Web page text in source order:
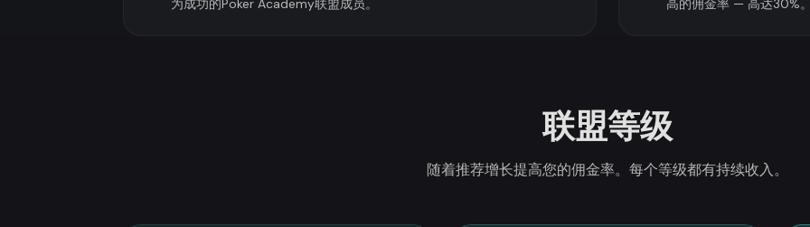
为成功的Poker Academy联盟成员。
高的佣金率 — 高达30%
联盟等级
随着推荐增长提高您的佣金率。每个等级都有持续收入。